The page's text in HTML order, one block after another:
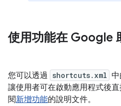
使用功能在 Google
您可以透過 shortcuts.xml 中
讓使用者可在啟動應用程式後
閱新增功能的說明文件。